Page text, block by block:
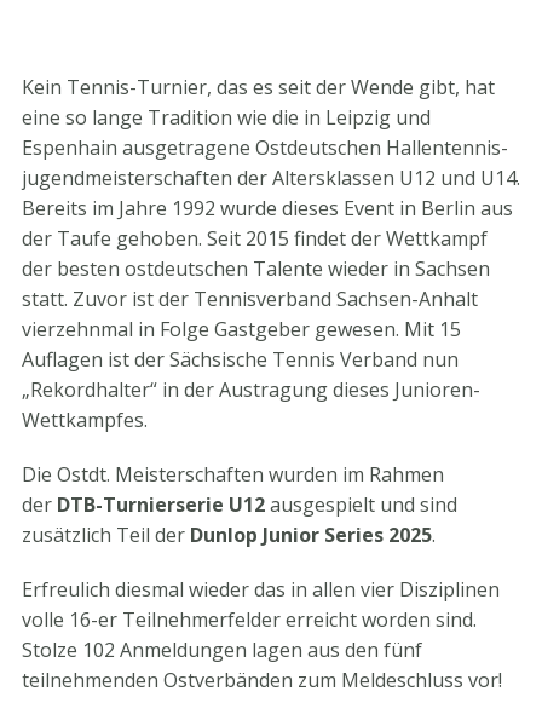
Kein Tennis-Turnier, das es seit der Wende gibt, hat
eine so lange Tradition wie die in Leipzig und
Espenhain ausgetragene Ostdeutschen Hallentennis-
jugendmeisterschaften der Altersklassen U12 und U14.
Bereits im Jahre 1992 wurde dieses Event in Berlin aus
der Taufe gehoben. Seit 2015 findet der Wettkampf
der besten ostdeutschen Talente wieder in Sachsen
statt. Zuvor ist der Tennisverband Sachsen-Anhalt
vierzehnmal in Folge Gastgeber gewesen. Mit 15
Auflagen ist der Sächsische Tennis Verband nun
„Rekordhalter“ in der Austragung dieses Junioren-
Wettkampfes.
Die Ostdt. Meisterschaften wurden im Rahmen
der DTB-Turnierserie U12ausgespielt und sind
zusätzlich Teil der Dunlop Junior Series 2025.
Erfreulich diesmal wieder das in allen vier Disziplinen
volle 16-er Teilnehmerfelder erreicht worden sind.
Stolze 102 Anmeldungen lagen aus den fünf
teilnehmenden Ostverbänden zum Meldeschluss vor!